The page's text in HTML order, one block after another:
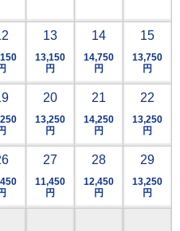
13
13,150
円
14
14,750
円
15
13,750
円
20
13,250
円
21
14,250
円
22
13,250
円
27
11,450
円
28
12,450
円
29
13,250
円